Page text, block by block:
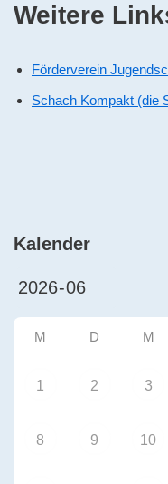
Weitere
Förderverein
Schach Kompakt (die
Kalender
M D M
1 2 3
8 9 10